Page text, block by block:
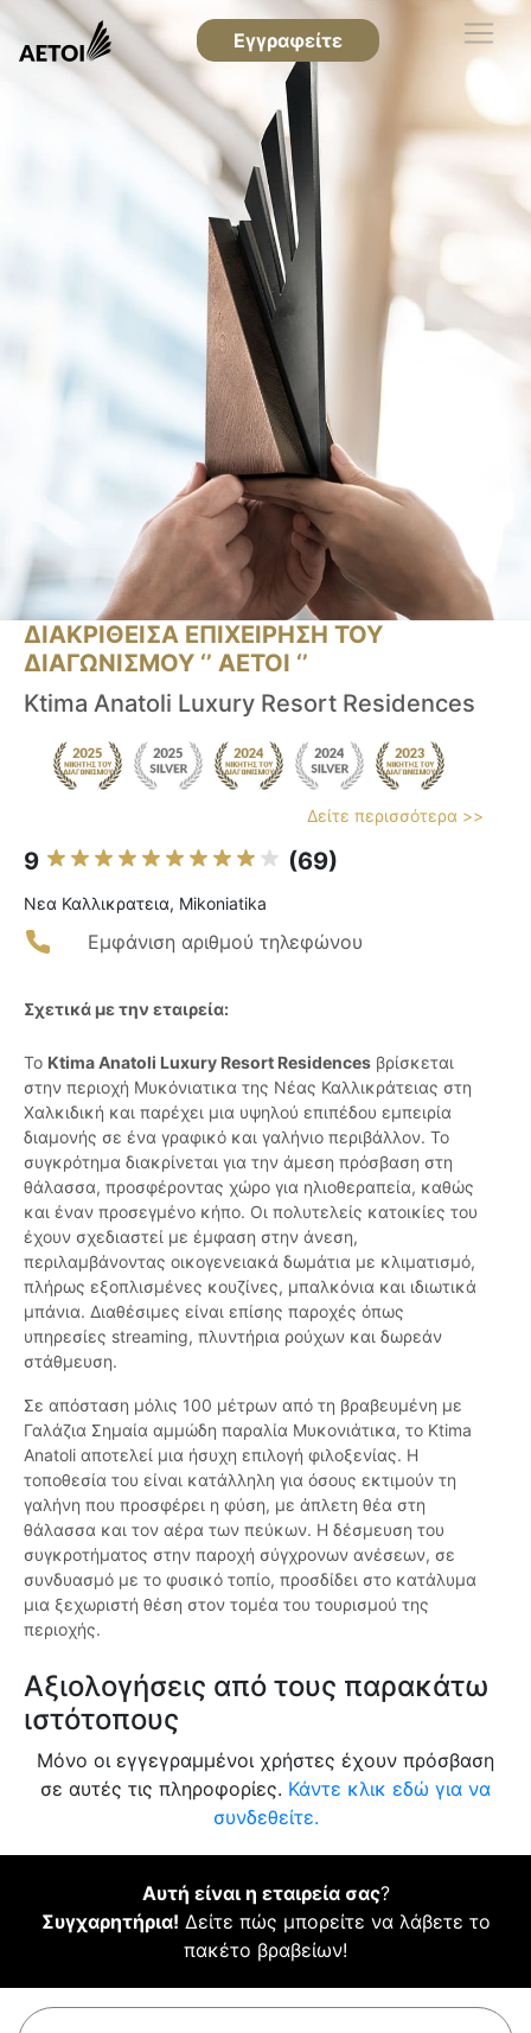
Εγγραφείτε
ΔΙΑΚΡΙΘΕΙΣΑ ΕΠΙΧΕΙΡΗΣΗ ΤΟΥ
ΔΙΑΓΩΝΙΣΜΟΥ ‘’ ΑΕΤΟΙ ‘’
Ktima Anatoli Luxury Resort Residences
Δείτε περισσότερα >>
9 (69)
Νεα Καλλικρατεια, Mikoniatika
Εμφάνιση αριθμού τηλεφώνου
Σχετικά με την εταιρεία:
Το Ktima Anatoli Luxury Resort Residences βρίσκεται
στην περιοχή Μυκόνιατικα της Νέας Καλλικράτειας στη
Χαλκιδική και παρέχει μια υψηλού επιπέδου εμπειρία
διαμονής σε ένα γραφικό και γαλήνιο περιβάλλον. Το
συγκρότημα διακρίνεται για την άμεση πρόσβαση στη
θάλασσα, προσφέροντας χώρο για ηλιοθεραπεία, καθώς
και έναν προσεγμένο κήπο. Οι πολυτελείς κατοικίες του
έχουν σχεδιαστεί με έμφαση στην άνεση,
περιλαμβάνοντας οικογενειακά δωμάτια με κλιματισμό,
πλήρως εξοπλισμένες κουζίνες, μπαλκόνια και ιδιωτικά
μπάνια. Διαθέσιμες είναι επίσης παροχές όπως
υπηρεσίες streaming, πλυντήρια ρούχων και δωρεάν
στάθμευση.
Σε απόσταση μόλις 100 μέτρων από τη βραβευμένη με
Γαλάζια Σημαία αμμώδη παραλία Μυκονιάτικα, το Ktima
Anatoli αποτελεί μια ήσυχη επιλογή φιλοξενίας. Η
τοποθεσία του είναι κατάλληλη για όσους εκτιμούν τη
γαλήνη που προσφέρει η φύση, με άπλετη θέα στη
θάλασσα και τον αέρα των πεύκων. Η δέσμευση του
συγκροτήματος στην παροχή σύγχρονων ανέσεων, σε
συνδυασμό με το φυσικό τοπίο, προσδίδει στο κατάλυμα
μια ξεχωριστή θέση στον τομέα του τουρισμού της
περιοχής.
Αξιολογήσεις από τους παρακάτω
ιστότοπους
Μόνο οι εγγεγραμμένοι χρήστες έχουν πρόσβαση
σε αυτές τις πληροφορίες. Κάντε κλικ εδώ για να
συνδεθείτε.
Αυτή είναι η εταιρεία σας?
Συγχαρητήρια! Δείτε πώς μπορείτε να λάβετε το
πακέτο βραβείων!